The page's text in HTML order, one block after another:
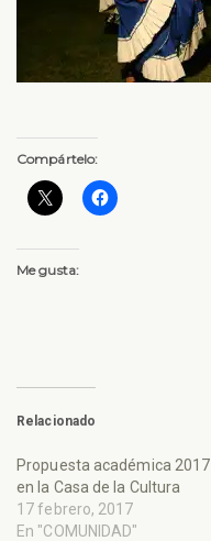
Compártelo:
Me gusta:
Relacionado
Propuesta académica 2017
en la Casa de la Cultura
17 febrero, 2017
En "COMUNIDAD"